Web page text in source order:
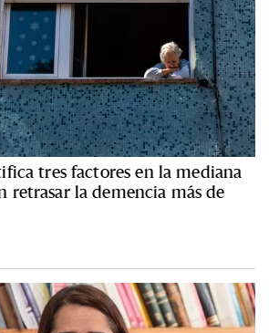
tres factores en la mediana
retrasar la demencia más de